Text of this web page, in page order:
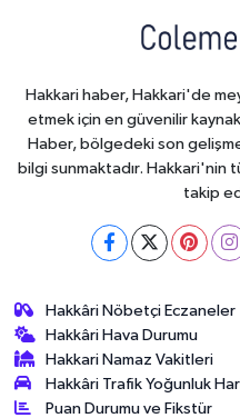
Hakkari haber, Hakkari'de
etmek için en güvenilir
Haber, bölgedeki son
bilgi sunmaktadır. Hakkari'nin
takip
Hakkâri Nöbetçi Eczaneler
Hakkâri Hava Durumu
Hakkari Namaz Vakitleri
Hakkâri Trafik Yoğunluk
Puan Durumu ve Fikstür